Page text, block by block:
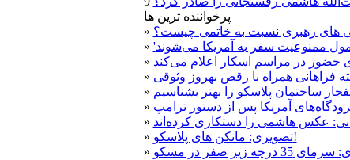
پرخواننده ترین ها
» های رهبری نسبت به خاتمی چیست؟
»
» حضور در مراسم اسکار اعلام می‌کند
» فراهانی همراه با رقص بهروز وثوقی
» ساختمان پلاسکو را بهتر بشناسیم
» آمریکا پس از دستور ترامپ
» عکس هاشمی را دستکاری کرده‌اند
»
تصویری: مانکن های پلاسکو!
»